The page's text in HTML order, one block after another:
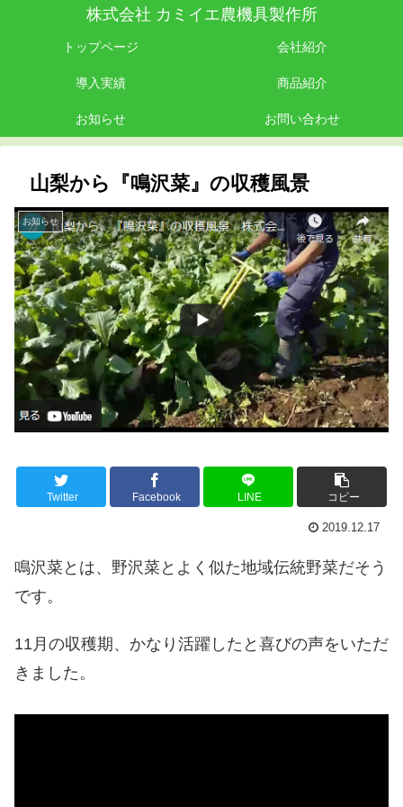
株式会社 カミイエ農機具製作所
トップページ 会社紹介
導入実績 商品紹介
お知らせ お問い合わせ
山梨から『鳴沢菜』の収穫風景
お知らせ
Twitter Facebook LINE コピー
2019.12.17
鳴沢菜とは、野沢菜とよく似た地域伝統野菜だそう
です。
11月の収穫期、かなり活躍したと喜びの声をいただ
きました。